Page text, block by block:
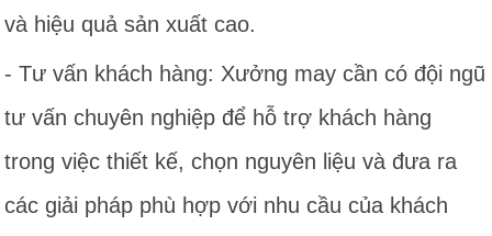
và hiệu quả sản xuất cao.
- Tư vấn khách hàng: Xưởng may cần có đội ngũ
tư vấn chuyên nghiệp để hỗ trợ khách hàng
trong việc thiết kế, chọn nguyên liệu và đưa ra
các giải pháp phù hợp với nhu cầu của khách